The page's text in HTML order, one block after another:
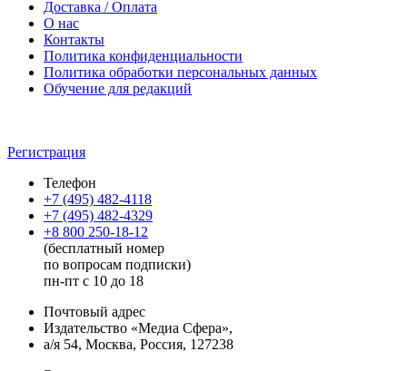
Доставка / Оплата
О нас
Контакты
Политика конфиденциальности
Политика обработки персональных данных
Обучение для редакций
Регистрация
Телефон
+7 (495) 482-4118
+7 (495) 482-4329
+8 800 250-18-12
(бесплатный номер
по вопросам подписки)
пн-пт с 10 до 18
Почтовый адрес
Издательство «Медиа Сфера»,
а/я 54, Москва, Россия, 127238